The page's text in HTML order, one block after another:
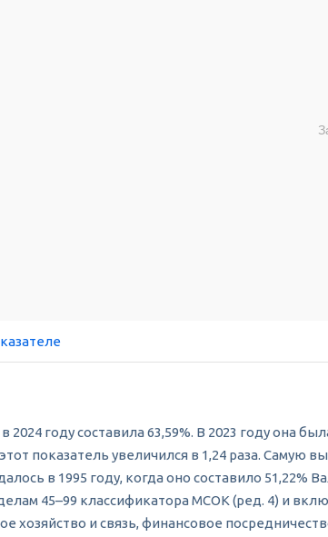
году составила 63,59%. В 2023 году она
показатель увеличился в 1,24 раза. Самую
в 1995 году, когда оно составило 51,22%
45–99 классификатора МСОК (ред. 4) и
хозяйство и связь, финансовое